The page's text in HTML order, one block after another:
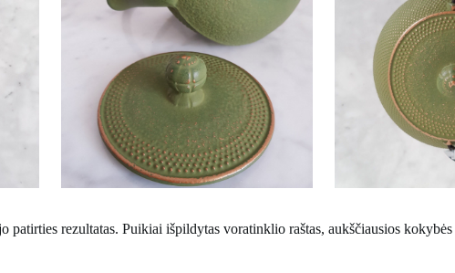
rezultatas. Puikiai išpildytas voratinklio raštas, aukščiausios kokybės